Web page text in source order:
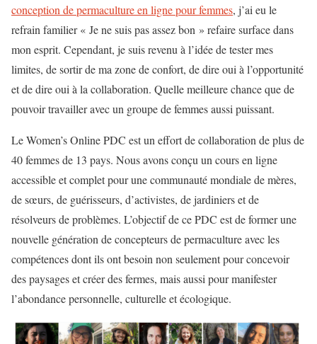
conception de permaculture en ligne pour femmes, j’ai eu le
refrain familier « Je ne suis pas assez bon » refaire surface dans
mon esprit. Cependant, je suis revenu à l’idée de tester mes
limites, de sortir de ma zone de confort, de dire oui à l’opportunité
et de dire oui à la collaboration. Quelle meilleure chance que de
pouvoir travailler avec un groupe de femmes aussi puissant.
Le Women’s Online PDC est un effort de collaboration de plus de
40 femmes de 13 pays. Nous avons conçu un cours en ligne
accessible et complet pour une communauté mondiale de mères,
de sœurs, de guérisseurs, d’activistes, de jardiniers et de
résolveurs de problèmes. L’objectif de ce PDC est de former une
nouvelle génération de concepteurs de permaculture avec les
compétences dont ils ont besoin non seulement pour concevoir
des paysages et créer des fermes, mais aussi pour manifester
l’abondance personnelle, culturelle et écologique.